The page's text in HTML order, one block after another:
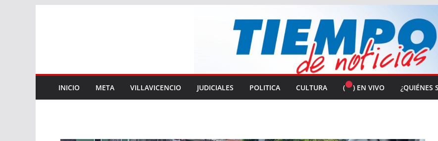
INICIO META VILLAVICENCIO JUDICIALES POLITICA CULTURA ( ) EN VIVO ¿QUIÉNES